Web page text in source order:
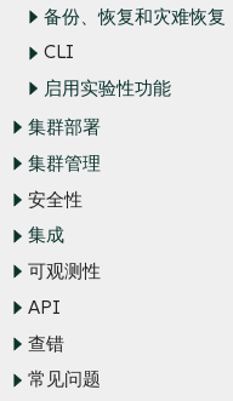
备份、恢复和灾难恢复
CLI
启用实验性功能
集群部署
集群管理
安全性
集成
可观测性
API
查错
常见问题